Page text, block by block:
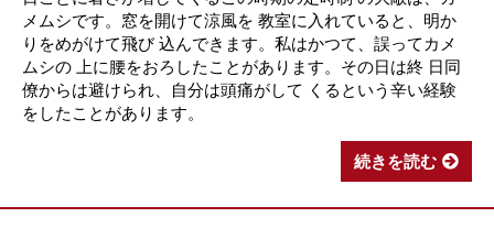
メムシです。窓を開けて涼風を 教室に入れていると、明か
りをめがけて飛び 込んできます。私はかつて、誤ってカメ
ムシの 上に腰をおろしたことがあります。その日は終 日同
僚からは避けられ、自分は頭痛がして くるという辛い経験
をしたことがあります。
続きを読む